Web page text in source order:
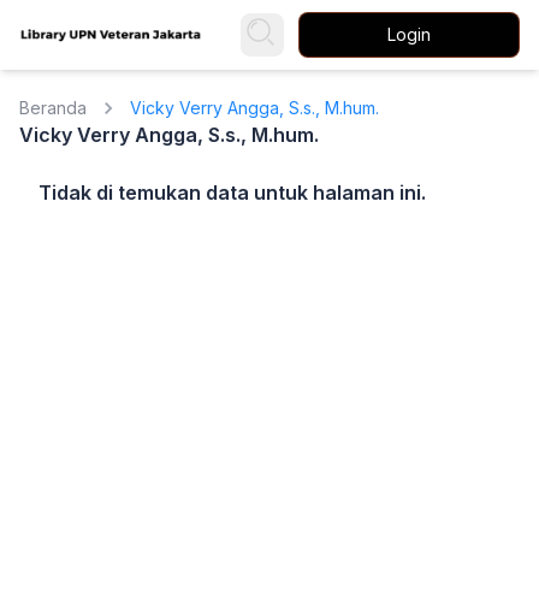
Login
Beranda Vicky Verry Angga, S.s., M.hum.
Vicky Verry Angga, S.s., M.hum.
Tidak di temukan data untuk halaman ini.